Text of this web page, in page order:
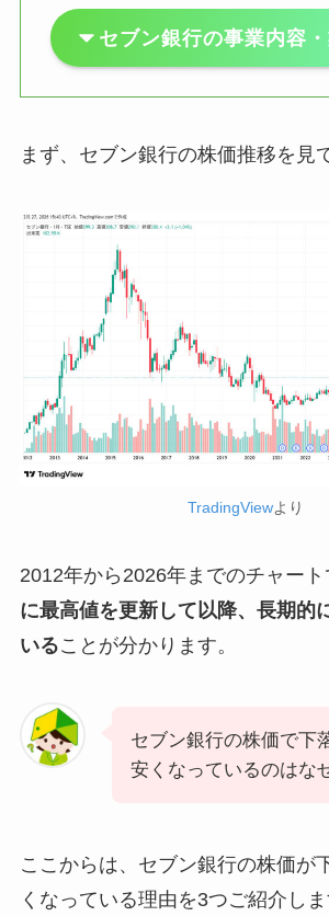
セブン銀行の事業内容
まず、セブン銀行の株価推移を見
TradingViewより
2012年から2026年までのチャート
に最高値を更新して以降、長期的
いることが分かります。
セブン銀行の株価で下
安くなっているのはな
ここからは、セブン銀行の株価が
くなっている理由を3つご紹介しま